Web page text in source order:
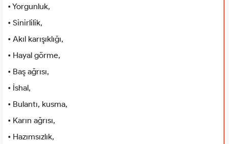
• Yorgunluk,
• Sinirlilik,
• Akıl karışıklığı,
• Hayal görme,
• Baş ağrısı,
• İshal,
• Bulantı, kusma,
• Karın ağrısı,
• Hazımsızlık,